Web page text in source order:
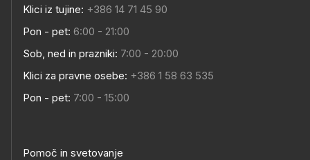
Klici iz tujine: +386 14 71 45 90
Pon - pet: 6:00 - 21:00
Sob, ned in prazniki: 7:00 - 20:00
Klici za pravne osebe: +386 1 58 63 535
Pon - pet: 7:00 - 15:00
Pomoč in svetovanje